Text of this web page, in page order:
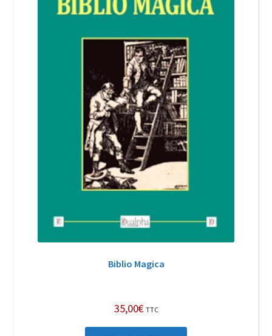
Login Customizer
Politique de confidentialité et cookies
Qui sommes-nous ?
Soutien à Philippe Randa
Suivi de la Commande
Biblio Magica
35,00€ TTC